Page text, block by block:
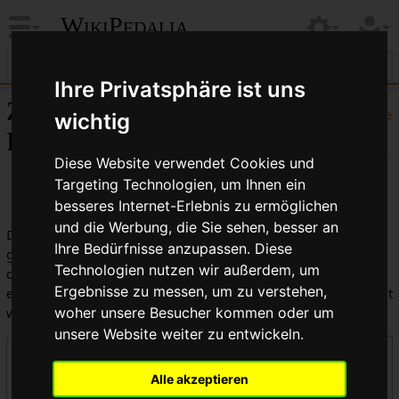
Ihre Privatsphäre ist uns
wichtig
Diese Website verwendet Cookies und
Targeting Technologien, um Ihnen ein
besseres Internet-Erlebnis zu ermöglichen
und die Werbung, die Sie sehen, besser an
Ihre Bedürfnisse anzupassen. Diese
Technologien nutzen wir außerdem, um
Ergebnisse zu messen, um zu verstehen,
woher unsere Besucher kommen oder um
unsere Website weiter zu entwickeln.
Alle akzeptieren
WikiPedalia
Hilfe
Zentrale öffentliche
Logbücher
Dies ist die kombinierte Anzeige aller in WikiPedalia
geführten Logbücher. Die Ausgabe kann durch die Auswahl
des Logbuchtyps, des Benutzers oder des Seitentitels
eingeschränkt werden (Groß-/Kleinschreibung muss beachtet
werden).
Logbücher
Zentrale öffentliche Logbücher